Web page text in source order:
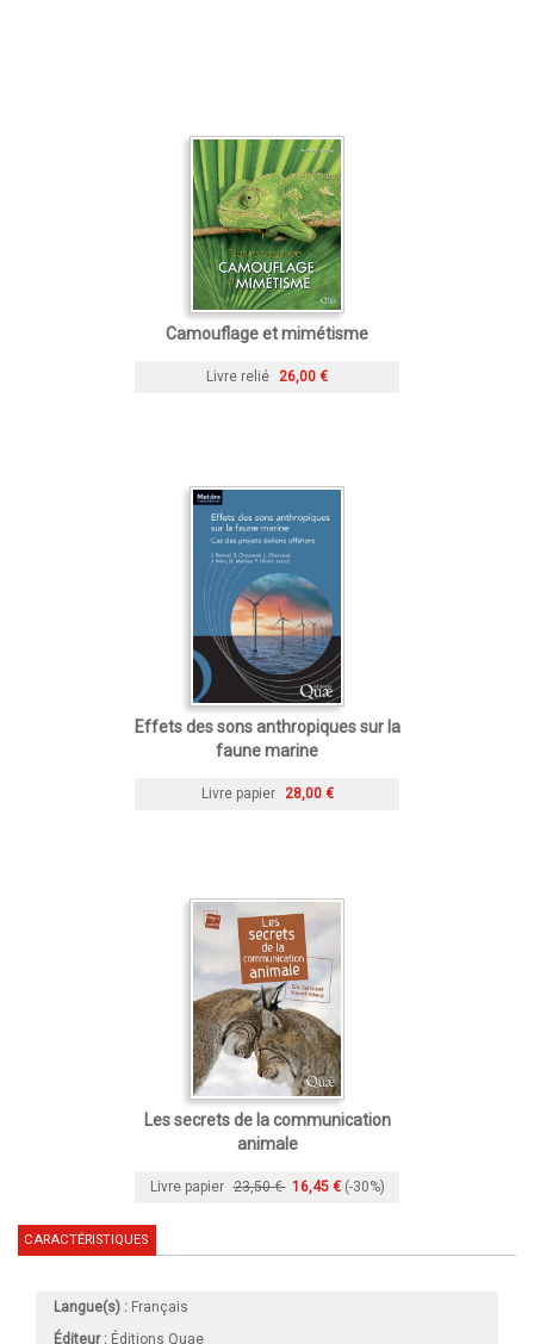
Camouflage et mimétisme
Livre relié 26,00 €
Effets des sons anthropiques sur la
faune marine
Livre papier 28,00 €
Les secrets de la communication
animale
Livre papier 23,50 € 16,45 € (-30%)
CARACTÉRISTIQUES
Langue(s) : Français
Éditeur : Éditions Quae